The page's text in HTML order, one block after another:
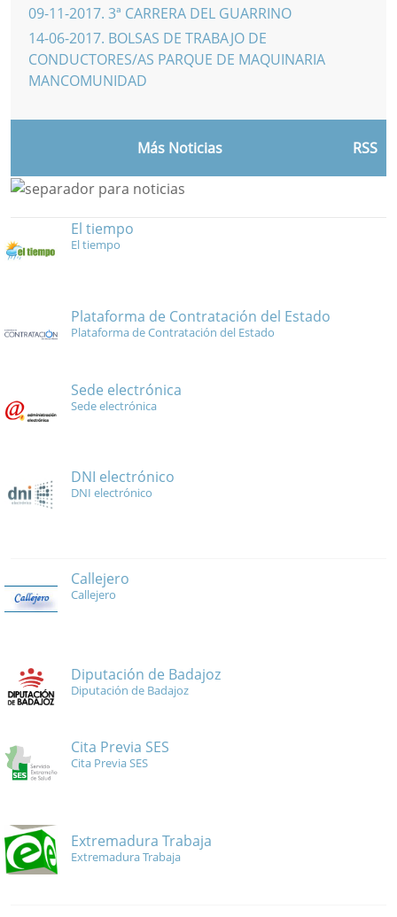
09-11-2017. 3ª CARRERA DEL GUARRINO
14-06-2017. BOLSAS DE TRABAJO DE
CONDUCTORES/AS PARQUE DE MAQUINARIA
MANCOMUNIDAD
Más Noticias RSS
El tiempo
El tiempo
Plataforma de Contratación del Estado
Plataforma de Contratación del Estado
Sede electrónica
Sede electrónica
DNI electrónico
DNI electrónico
Callejero
Callejero
Diputación de Badajoz
Diputación de Badajoz
Cita Previa SES
Cita Previa SES
Extremadura Trabaja
Extremadura Trabaja